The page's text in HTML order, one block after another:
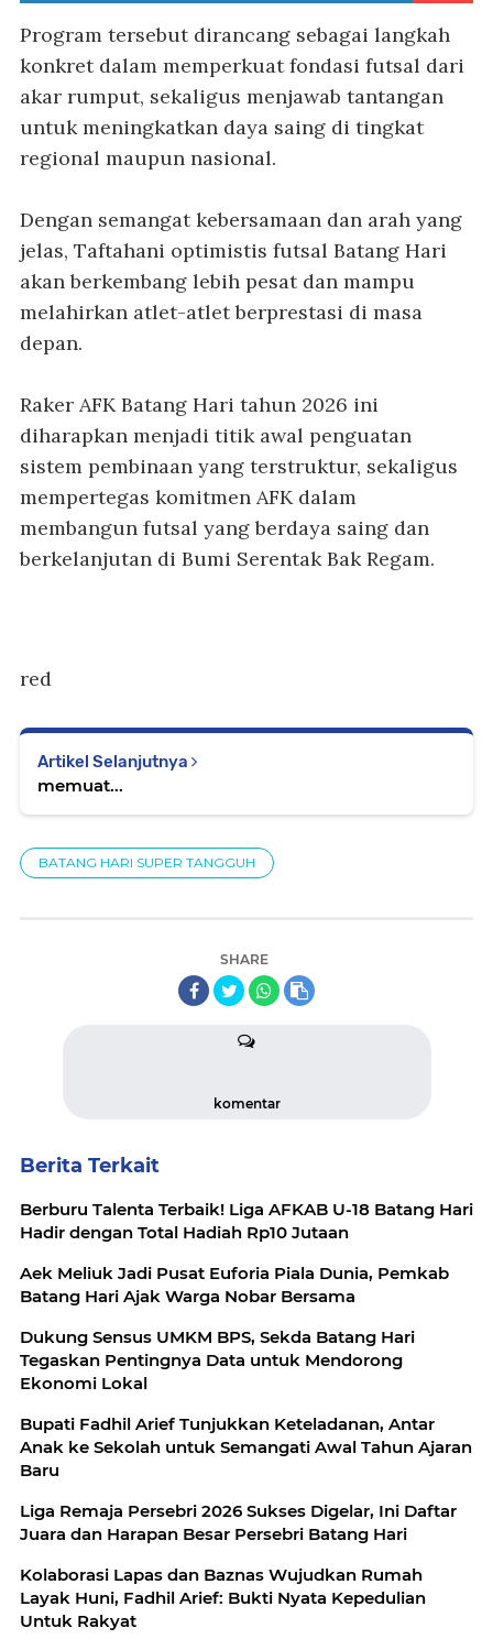
Program tersebut dirancang sebagai langkah
konkret dalam memperkuat fondasi futsal dari
akar rumput, sekaligus menjawab tantangan
untuk meningkatkan daya saing di tingkat
regional maupun nasional.
Dengan semangat kebersamaan dan arah yang
jelas, Taftahani optimistis futsal Batang Hari
akan berkembang lebih pesat dan mampu
melahirkan atlet-atlet berprestasi di masa
depan.
Raker AFK Batang Hari tahun 2026 ini
diharapkan menjadi titik awal penguatan
sistem pembinaan yang terstruktur, sekaligus
mempertegas komitmen AFK dalam
membangun futsal yang berdaya saing dan
berkelanjutan di Bumi Serentak Bak Regam.
red
Artikel Selanjutnya
memuat...
BATANG HARI SUPER TANGGUH
SHARE
komentar
Berita Terkait
Berburu Talenta Terbaik! Liga AFKAB U-18 Batang Hari
Hadir dengan Total Hadiah Rp10 Jutaan
Aek Meliuk Jadi Pusat Euforia Piala Dunia, Pemkab
Batang Hari Ajak Warga Nobar Bersama
Dukung Sensus UMKM BPS, Sekda Batang Hari
Tegaskan Pentingnya Data untuk Mendorong
Ekonomi Lokal
Bupati Fadhil Arief Tunjukkan Keteladanan, Antar
Anak ke Sekolah untuk Semangati Awal Tahun Ajaran
Baru
Liga Remaja Persebri 2026 Sukses Digelar, Ini Daftar
Juara dan Harapan Besar Persebri Batang Hari
Kolaborasi Lapas dan Baznas Wujudkan Rumah
Layak Huni, Fadhil Arief: Bukti Nyata Kepedulian
Untuk Rakyat